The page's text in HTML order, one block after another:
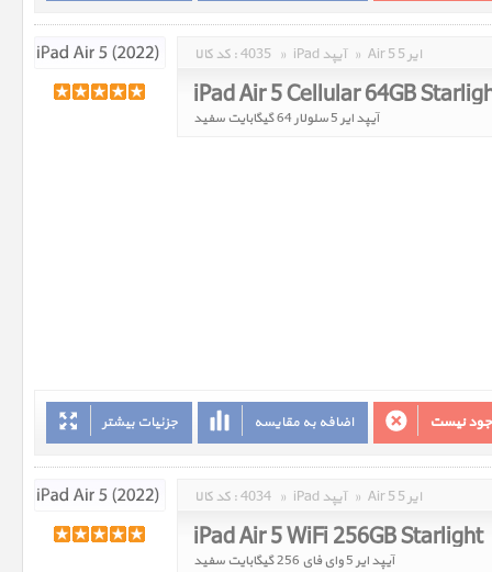
کد کالا : 4035 » iPad آیپد » Air 5 ایر 5
iPad Air 5 Cellular 64GB
آیپد ایر 5 سلولار 64 گیگابایت سفید
جزئیات بیشتر اضافه به مقایسه نیست
کد کالا : 4034 » iPad آیپد » Air 5 ایر 5
iPad Air 5 WiFi 256GB Starlight
آیپد ایر 5 وای فای 256 گیگابایت سفید